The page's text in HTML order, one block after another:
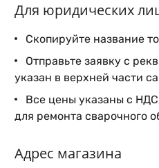
Для юридических
Скопируйте название
Отправьте заявку с
указан в верхней части
Все цены указаны с
для ремонта сварочного
Адрес магазина